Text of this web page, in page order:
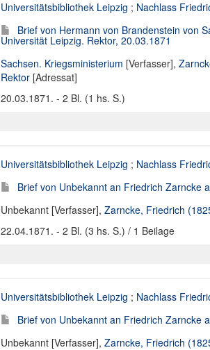
Universitätsbibliothek Leipzig ; Nachlass
Brief von Hermann von Brandenstein von
Universität Leipzig. Rektor, 20.03.1871
Sachsen. Kriegsministerium [Verfasser],
Rektor [Adressat]
20.03.1871. - 2 Bl. (1 hs. S.)
Universitätsbibliothek Leipzig ; Nachlass
Brief von Unbekannt an Friedrich Zarncke
Unbekannt [Verfasser], Zarncke, Friedrich
22.04.1871. - 2 Bl. (3 hs. S.) / 1 Beilage
Universitätsbibliothek Leipzig ; Nachlass
Brief von Unbekannt an Friedrich Zarncke
Unbekannt [Verfasser], Zarncke, Friedrich